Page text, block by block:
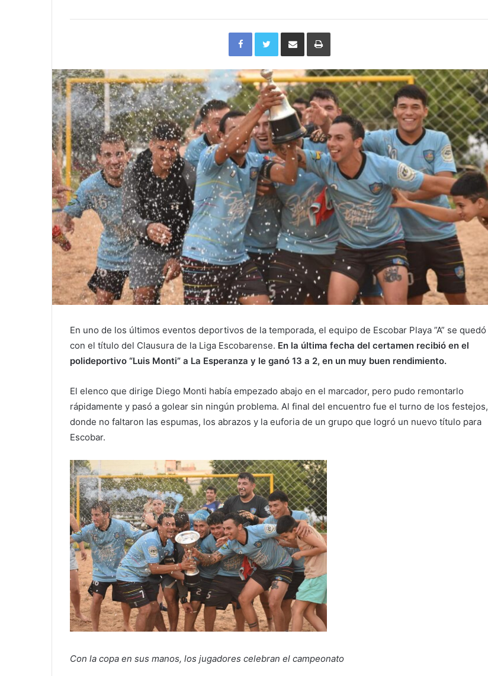
FacebookTwitterCompartirImprimir
En uno de los últimos eventos deportivos de la temporada, el equipo de Escobar Playa ”A” se quedó
con el título del Clausura de la Liga Escobarense. En la última fecha del certamen recibió en el
polideportivo “Luis Monti” a La Esperanza y le ganó 13 a 2, en un muy buen rendimiento.
El elenco que dirige Diego Monti había empezado abajo en el marcador, pero pudo remontarlo
rápidamente y pasó a golear sin ningún problema. Al final del encuentro fue el turno de los festejos,
donde no faltaron las espumas, los abrazos y la euforia de un grupo que logró un nuevo título para
Escobar.
Con la copa en sus manos, los jugadores celebran el campeonato